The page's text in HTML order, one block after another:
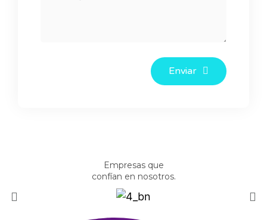
Enviar
Empresas que
confían en nosotros.